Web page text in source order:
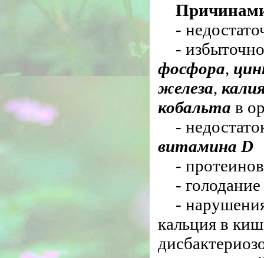
-
-
фосфора,
железа,
кобальта в
-
витамина D
-
- голодание
-
кальция в